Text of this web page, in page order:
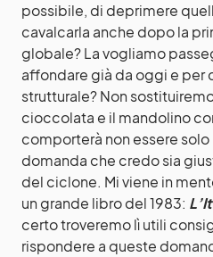
possibile, di deprimere
cavalcarla anche dopo la
globale? La vogliamo
affondare già da oggi e per
strutturale? Non
cioccolata e il mandolino
comporterà non essere solo
domanda che credo sia
del ciclone. Mi viene in
un grande libro del 1983:
certo troveremo lì utili
rispondere a queste